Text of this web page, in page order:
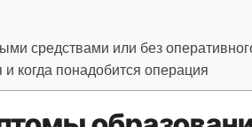
средствами или без
когда понадобится операция